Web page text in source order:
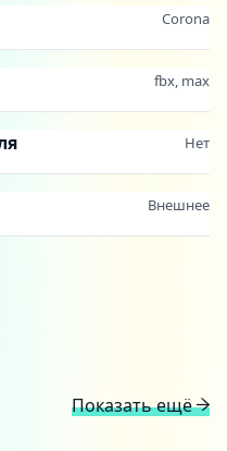
Corona
fbx, max
Нет
Внешнее
Показать ещё